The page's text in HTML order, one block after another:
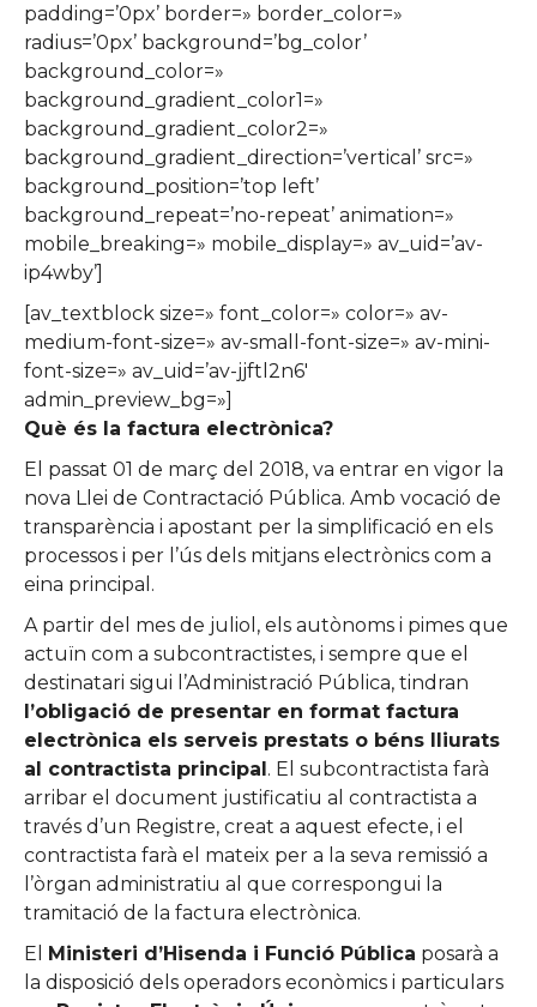
padding=’0px’ border=» border_color=»
radius=’0px’ background=’bg_color’
background_color=»
background_gradient_color1=»
background_gradient_color2=»
background_gradient_direction=’vertical’ src=»
background_position=’top left’
background_repeat=’no-repeat’ animation=»
mobile_breaking=» mobile_display=» av_uid=’av-
ip4wby’]
[av_textblock size=» font_color=» color=» av-
medium-font-size=» av-small-font-size=» av-mini-
font-size=» av_uid=’av-jjftl2n6′
admin_preview_bg=»]
Què és la factura electrònica?
El passat 01 de març del 2018, va entrar en vigor la
nova Llei de Contractació Pública. Amb vocació de
transparència i apostant per la simplificació en els
processos i per l’ús dels mitjans electrònics com a
eina principal.
A partir del mes de juliol, els autònoms i pimes que
actuïn com a subcontractistes, i sempre que el
destinatari sigui l’Administració Pública, tindran
l’obligació de presentar en format factura
electrònica els serveis prestats o béns lliurats
al contractista principal. El subcontractista farà
arribar el document justificatiu al contractista a
través d’un Registre, creat a aquest efecte, i el
contractista farà el mateix per a la seva remissió a
l’òrgan administratiu al que correspongui la
tramitació de la factura electrònica.
El Ministeri d’Hisenda i Funció Pública posarà a
la disposició dels operadors econòmics i particulars